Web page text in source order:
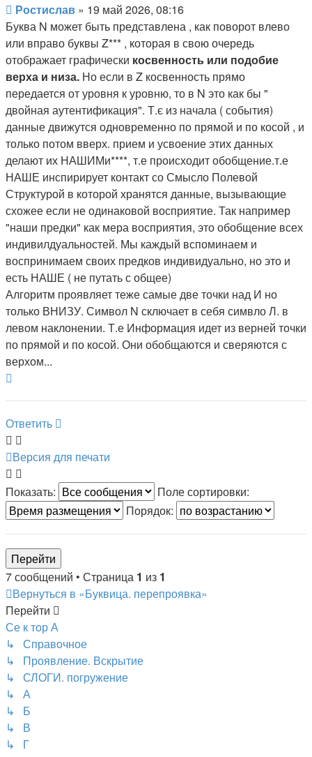
Сообщение
Ростислав » 19 май 2026, 08:16
Буква N может быть представлена , как поворот влево
или вправо буквы Z*** , которая в свою очередь
отображает графически косвенность или подобие
верха и низа. Но если в Z косвенность прямо
передается от уровня к уровню, то в N это как бы "
двойная аутентификация". Т.є из начала ( события)
данные движутся одновременно по прямой и по косой , и
только потом вверх. прием и усвоение этих данных
делают их НАШИМи****, т.е происходит обобщение.т.е
НАШЕ инспирирует контакт со Смысло Полевой
Структурой в которой хранятся данные, вызывающие
схожее если не одинаковой восприятие. Так например
"наши предки" как мера восприятия, это обобщение всех
индивилдуальностей. Мы каждый вспоминаем и
воспринимаем своих предков индивидуально, но это и
есть НАШЕ ( не путать с общее)
Алгоритм проявляет теже самые две точки над И но
только ВНИЗУ. Символ N сключает в себя симвло Л. в
левом наклонении. Т.е Информация идет из верней точки
по прямой и по косой. Они обобщаются и сверяются с
верхом...
Ответить
Версия для печати
Показать:
Поле сортировки:
Порядок:
7 сообщений • Страница 1 из 1
Вернуться в «Буквица. перепроявка»
Перейти
Се к тор А
↳ Справочное
↳ Проявление. Вскрытие
↳ СЛОГИ. погружение
↳ А
↳ Б
↳ В
↳ Г